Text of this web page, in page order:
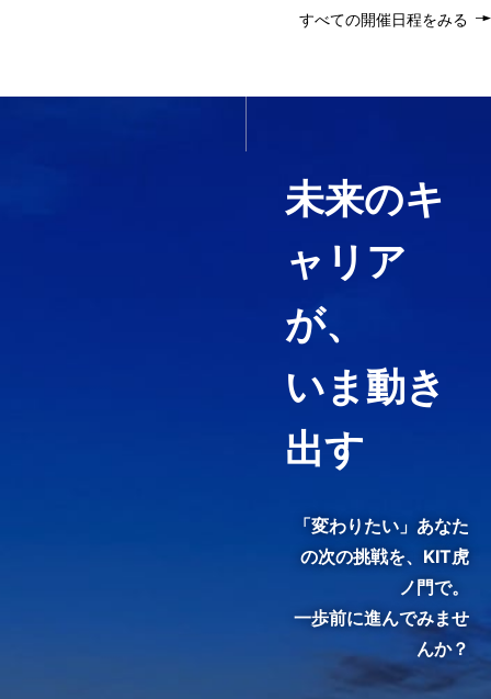
すべての開催日程をみる
未来のキ
ャリア
が、
いま動き
出す
「変わりたい」あなた
の次の挑戦を、 KIT虎
ノ門で。
一歩前に進んでみませ
んか？